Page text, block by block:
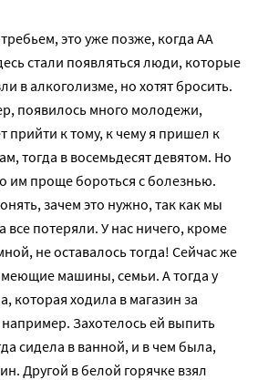
это уже позже, когда АА
стали появляться люди, которые
в алкоголизме, но хотят бросить.
появилось много молодежи,
прийти к тому, к чему я пришел к
тогда в восемьдесят девятом. Но
им проще бороться с болезнью.
зачем это нужно, так как мы
все потеряли. У нас ничего, кроме
не оставалось тогда! Сейчас же
машины, семьи. А тогда у
которая ходила в магазин за
Захотелось ей выпить
сидела в ванной, и в чем была,
Другой в белой горячке взял